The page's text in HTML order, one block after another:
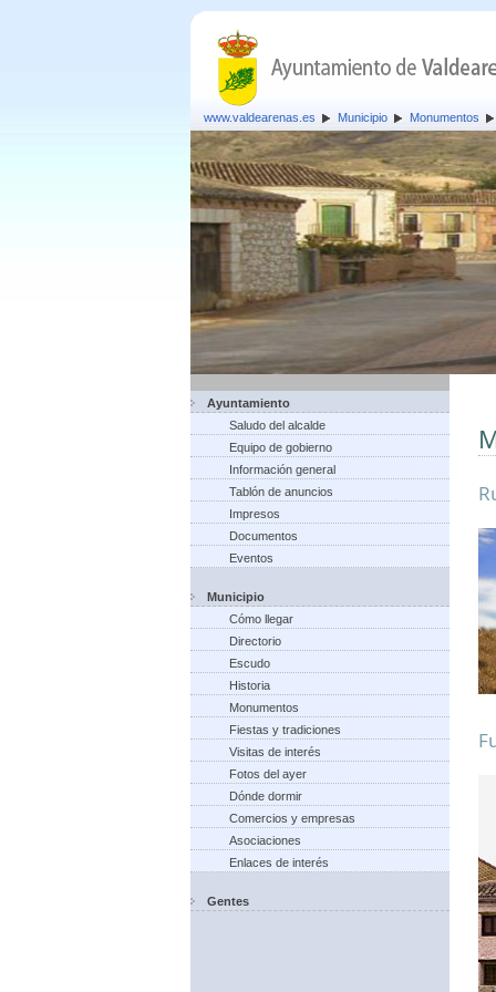
www.valdearenas.es Municipio Monumentos
Ayuntamiento
Saludo del alcalde
Equipo de gobierno
Información general
Tablón de anuncios
Impresos
Documentos
Eventos
Municipio
Cómo llegar
Directorio
Escudo
Historia
Monumentos
Fiestas y tradiciones
Visitas de interés
Fotos del ayer
Dónde dormir
Comercios y empresas
Asociaciones
Enlaces de interés
Gentes